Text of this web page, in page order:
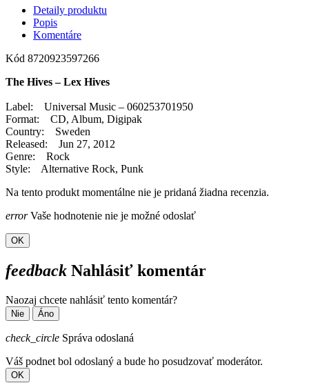
Detaily produktu
Popis
Komentáre
Kód 8720923597266
The Hives – Lex Hives
Label: Universal Music – 060253701950
Format: CD, Album, Digipak
Country: Sweden
Released: Jun 27, 2012
Genre: Rock
Style: Alternative Rock, Punk
Na tento produkt momentálne nie je pridaná žiadna recenzia.
errorVaše hodnotenie nie je možné odoslať
OK
feedback Nahlásiť komentár
Naozaj chcete nahlásiť tento komentár?
Nie Áno
check_circle Správa odoslaná
Váš podnet bol odoslaný a bude ho posudzovať moderátor.
OK